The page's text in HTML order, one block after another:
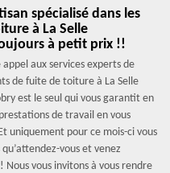
spécialisé dans les
à La Selle
à petit prix !!
aux services experts de
de fuite de toiture à La Selle
est le seul qui vous garantit en
de travail en vous
uniquement pour ce mois-ci vous
vous et venez
vous invitons à vous rendre